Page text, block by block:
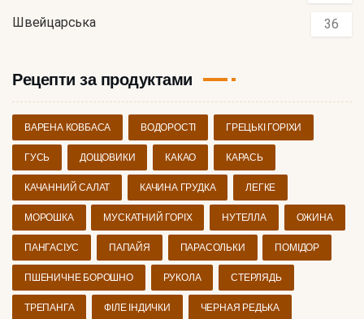
Швейцарська 36
Рецепти за продуктами
ВАРЕНА КОВБАСА ВОДОРОСТІ ГРЕЦЬКІ ГОРІХИ
ГУСЬ ДОЩОВИКИ КАКАО КАРАСЬ
КАЧАННИЙ САЛАТ КАЧИНА ГРУДКА ЛЕГКЕ
МОРОШКА МУСКАТНИЙ ГОРІХ НУТЕЛЛА ОЖИНА
ПАНГАСІУС ПАПАЙЯ ПАРАСОЛЬКИ ПОМІДОР
ПШЕНИЧНЕ БОРОШНО РУКОЛА СТЕРЛЯДЬ
ТРЕПАНГА ФІЛЕ ІНДИЧКИ ЧЕРНАЯ РЕДЬКА